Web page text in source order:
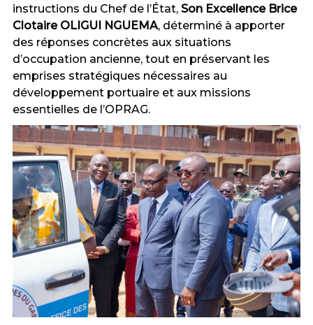
instructions du Chef de l’État, Son Excellence Brice
Clotaire OLIGUI NGUEMA, déterminé à apporter
des réponses concrètes aux situations
d’occupation ancienne, tout en préservant les
emprises stratégiques nécessaires au
développement portuaire et aux missions
essentielles de l’OPRAG.